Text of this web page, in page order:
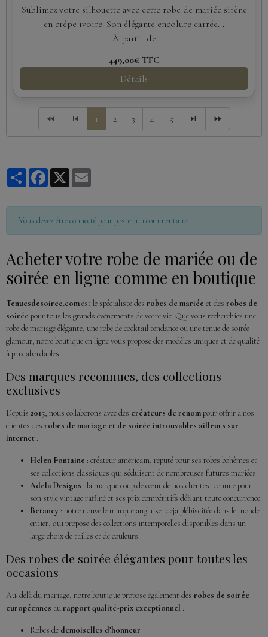
Sublimez votre silhouette avec cette robe de mariée sirène
en crêpe ivoire. Son élégante encolure carrée...
À partir de
449,00€ TTC
Détails
1 2 3 4 5
PartagerFacebook
X
Vous devez être connecté pour poster un commentaire
Acheter votre robe de mariée ou de
soirée en ligne comme en boutique
Tenuesdesoiree.comest le spécialiste des robes de mariée et des robes de
soirée pour tous les grands évènements de votre vie. Que vous recherchiez une
robe de mariage élégante, une robe de cocktail tendance ou une tenue de soirée
glamour, notre boutique en ligne vous propose des modèles uniques et de qualité
à prix abordables.
Des marques reconnues, des collections
exclusives
Depuis 2015, nous collaborons avec des créateurs de renompour offrir à nos
clientes des robes de mariage et de soirée introuvables ailleurs sur
internet :
Helen Fontaine : créateur américain, réputé pour ses robes bohèmes et
ses collections classiques qui séduisent de nombreuses futures mariées.
Adela Designs : la marque coup de cœur de nos clientes, connue pour
son style vintage raffiné et ses prix compétitifs défiant toute concurrence.
Betancy : notre nouvelle marque anglaise, déjà plébiscitée dans le monde
entier, qui propose des collections intemporelles disponibles dans un
large choix de tailles et de couleurs.
Des robes de soirée élégantes pour toutes les
occasions
Au-delà du mariage, notre boutique propose également des robes de soirée
européennes aurapport qualité-prix exceptionnel :
Robes de demoiselles d’honneur